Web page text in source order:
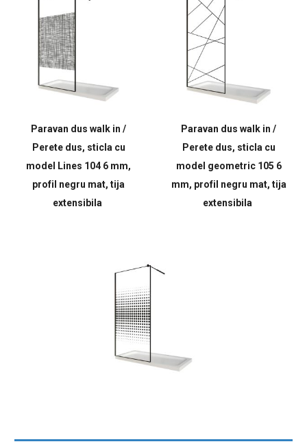
Paravan dus walk in /
Perete dus, sticla cu
model Lines 104 6 mm,
profil negru mat, tija
extensibila
Paravan dus walk in /
Perete dus, sticla cu
model geometric 105 6
mm, profil negru mat, tija
extensibila